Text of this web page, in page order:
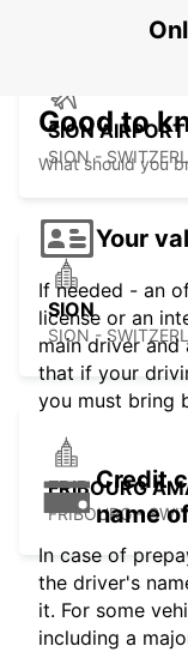
SION
SION -
SION
SION -
FRIBOURG
FRIBOURG -
Good to
What should you
Your
If needed - an
license or an
main driver and
that if your
you must bring
Credit
name
In case of
the driver's
it. For some
including a